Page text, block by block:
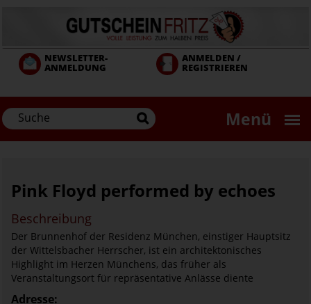
NEWSLETTER-
ANMELDUNG
ANMELDEN /
REGISTRIEREN
Menü
Pink Floyd performed by echoes
Beschreibung
Der Brunnenhof der Residenz München, einstiger Hauptsitz
der Wittelsbacher Herrscher, ist ein architektonisches
Highlight im Herzen Münchens, das früher als
Veranstaltungsort für repräsentative Anlässe diente
Adresse: